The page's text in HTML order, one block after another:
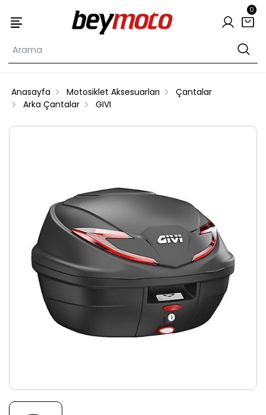
0
Anasayfa Motosiklet Aksesuarları
Çantalar
Arka Çantalar
GIVI